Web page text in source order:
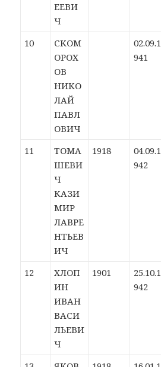
ЕЕВИ
Ч
10
СКОМ
ОРОХ
ОВ
НИКО
ЛАЙ
ПАВЛ
ОВИЧ
02.09.1
941
11
ТОМА
ШЕВИ
Ч
КАЗИ
МИР
ЛАВРЕ
НТЬЕВ
ИЧ
1918
04.09.1
942
12
ХЛОП
ИН
ИВАН
ВАСИ
ЛЬЕВИ
Ч
1901
25.10.1
942